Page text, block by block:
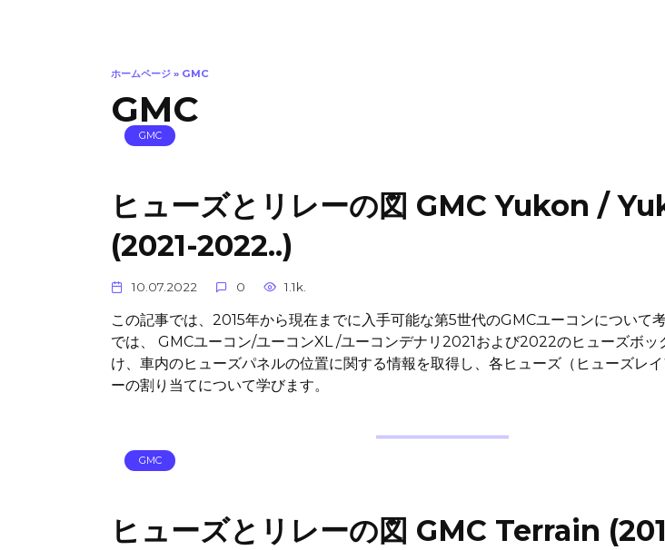
ホームページ » GMC
GMC
GMC
ヒューズとリレーの図 GMC Yukon /
(2021-2022..)
10.07.2022 0 1.1k.
この記事では、2015年から現在までに入手可能な第5世代のGMCユーコンについて
では、 GMCユーコン/ユーコンXL /ユーコンデナリ2021および2022のヒューズボッ
け、車内のヒューズパネルの位置に関する情報を取得し、各ヒューズ（ヒューズレ
ーの割り当てについて学びます。
GMC
ヒューズとリレーの図 GMC Terrain